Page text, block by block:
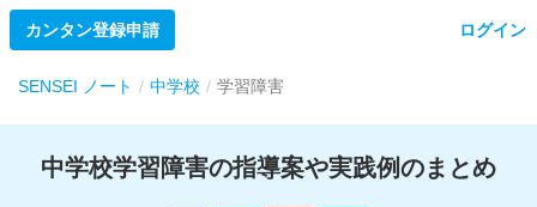
カンタン登録申請 ログイン
SENSEI ノート 中学校 学習障害
中学校学習障害の指導案や実践例のまとめ